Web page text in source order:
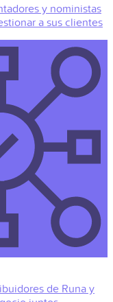
y noministas
a sus clientes
de Runa y